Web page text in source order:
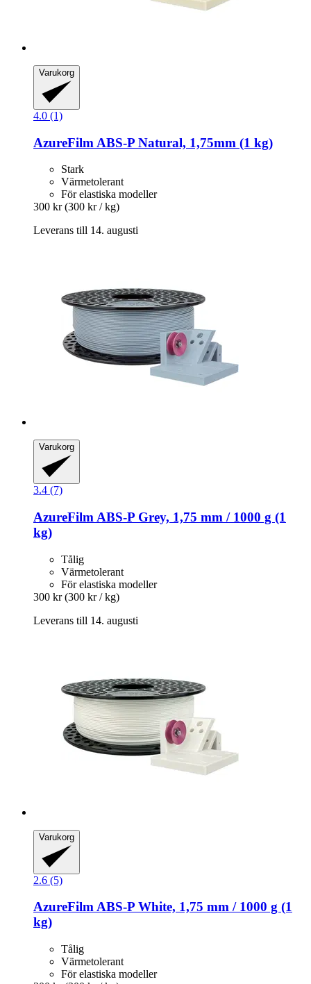
Varukorg
4.0 (1)
AzureFilm ABS-​P Natural, 1,75mm (1 kg)
Stark
Värmetolerant
För elastiska modeller
300 kr (300 kr / kg)
Leverans till 14. augusti
Varukorg
3.4 (7)
AzureFilm ABS-​P Grey, 1,75 mm / 1000 g (1
kg)
Tålig
Värmetolerant
För elastiska modeller
300 kr (300 kr / kg)
Leverans till 14. augusti
Varukorg
2.6 (5)
AzureFilmABS-​P White, 1,75 mm / 1000 g (1
kg)
Tålig
Värmetolerant
För elastiska modeller